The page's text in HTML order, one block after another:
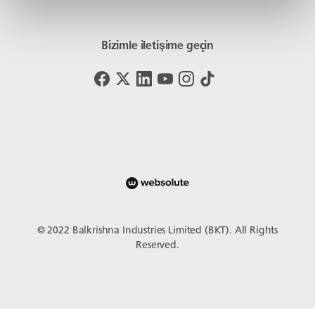
Bizimle iletişime geçin
© 2022 Balkrishna Industries Limited (BKT). All Rights
Reserved.